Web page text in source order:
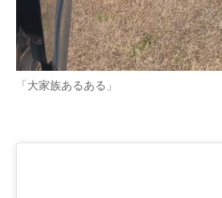
モノづくり技術者専門サイト
エレクトロニクス専門サイト
電子設計の基本と応用
「大家族あるある」